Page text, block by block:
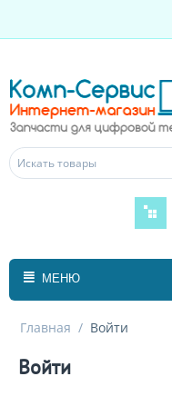
МЕНЮ
Главная / Войти
Войти